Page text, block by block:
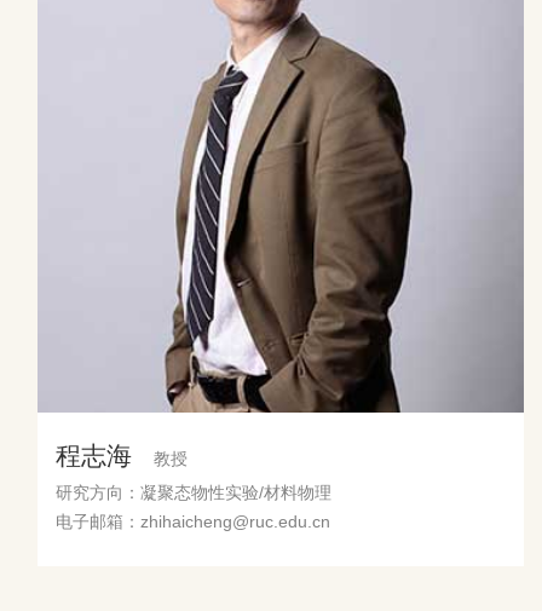
程志海
教授
研究方向：凝聚态物性实验/材料物理
电子邮箱：zhihaicheng@ruc.edu.cn